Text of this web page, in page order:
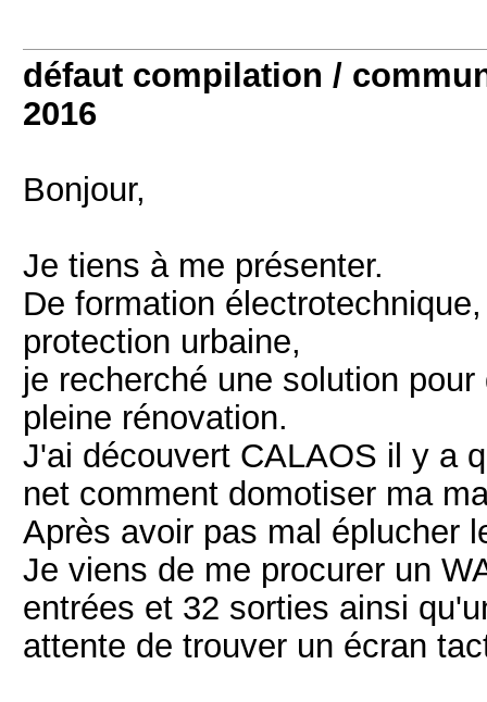
défaut compilation /
2016
Bonjour,
Je tiens à me présenter.
De formation
protection urbaine,
je recherché une solution
pleine rénovation.
J'ai découvert CALAOS il y a
net comment domotiser ma
Après avoir pas mal éplucher
Je viens de me procurer un
entrées et 32 sorties ainsi
attente de trouver un écran